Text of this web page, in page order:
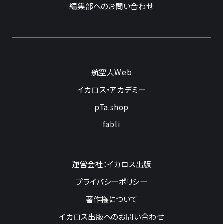
編集部へのお問い合わせ
航空人Web
イカロス・アカデミー
pTa.shop
fabli
運営会社：イカロス出版
プライバシーポリシー
著作権について
イカロス出版へのお問い合わせ